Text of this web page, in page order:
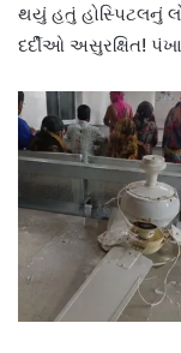
થયું હતું હોસ્પિટલનું
દર્દીઓ અસુરક્ષિત!